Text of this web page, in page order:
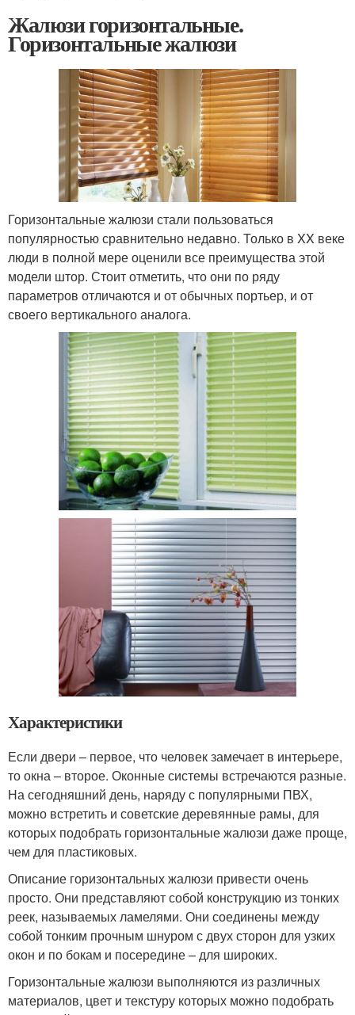
Жалюзи горизонтальные.
Горизонтальные жалюзи
Горизонтальные жалюзи стали пользоваться
популярностью сравнительно недавно. Только в XX веке
люди в полной мере оценили все преимущества этой
модели штор. Стоит отметить, что они по ряду
параметров отличаются и от обычных портьер, и от
своего вертикального аналога.
Характеристики
Если двери – первое, что человек замечает в интерьере,
то окна – второе. Оконные системы встречаются разные.
На сегодняшний день, наряду с популярными ПВХ,
можно встретить и советские деревянные рамы, для
которых подобрать горизонтальные жалюзи даже проще,
чем для пластиковых.
Описание горизонтальных жалюзи привести очень
просто. Они представляют собой конструкцию из тонких
реек, называемых ламелями. Они соединены между
собой тонким прочным шнуром с двух сторон для узких
окон и по бокам и посередине – для широких.
Горизонтальные жалюзи выполняются из различных
материалов, цвет и текстуру которых можно подобрать